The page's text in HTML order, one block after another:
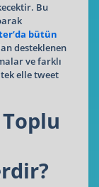
Bu
bütün
desteklenen
ve farklı
elle tweet